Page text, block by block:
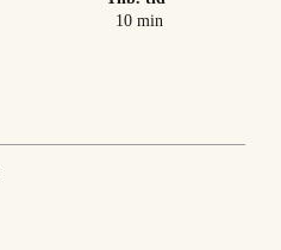
10minutter
min